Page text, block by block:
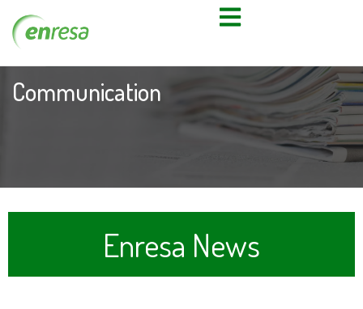
Communication
Enresa News